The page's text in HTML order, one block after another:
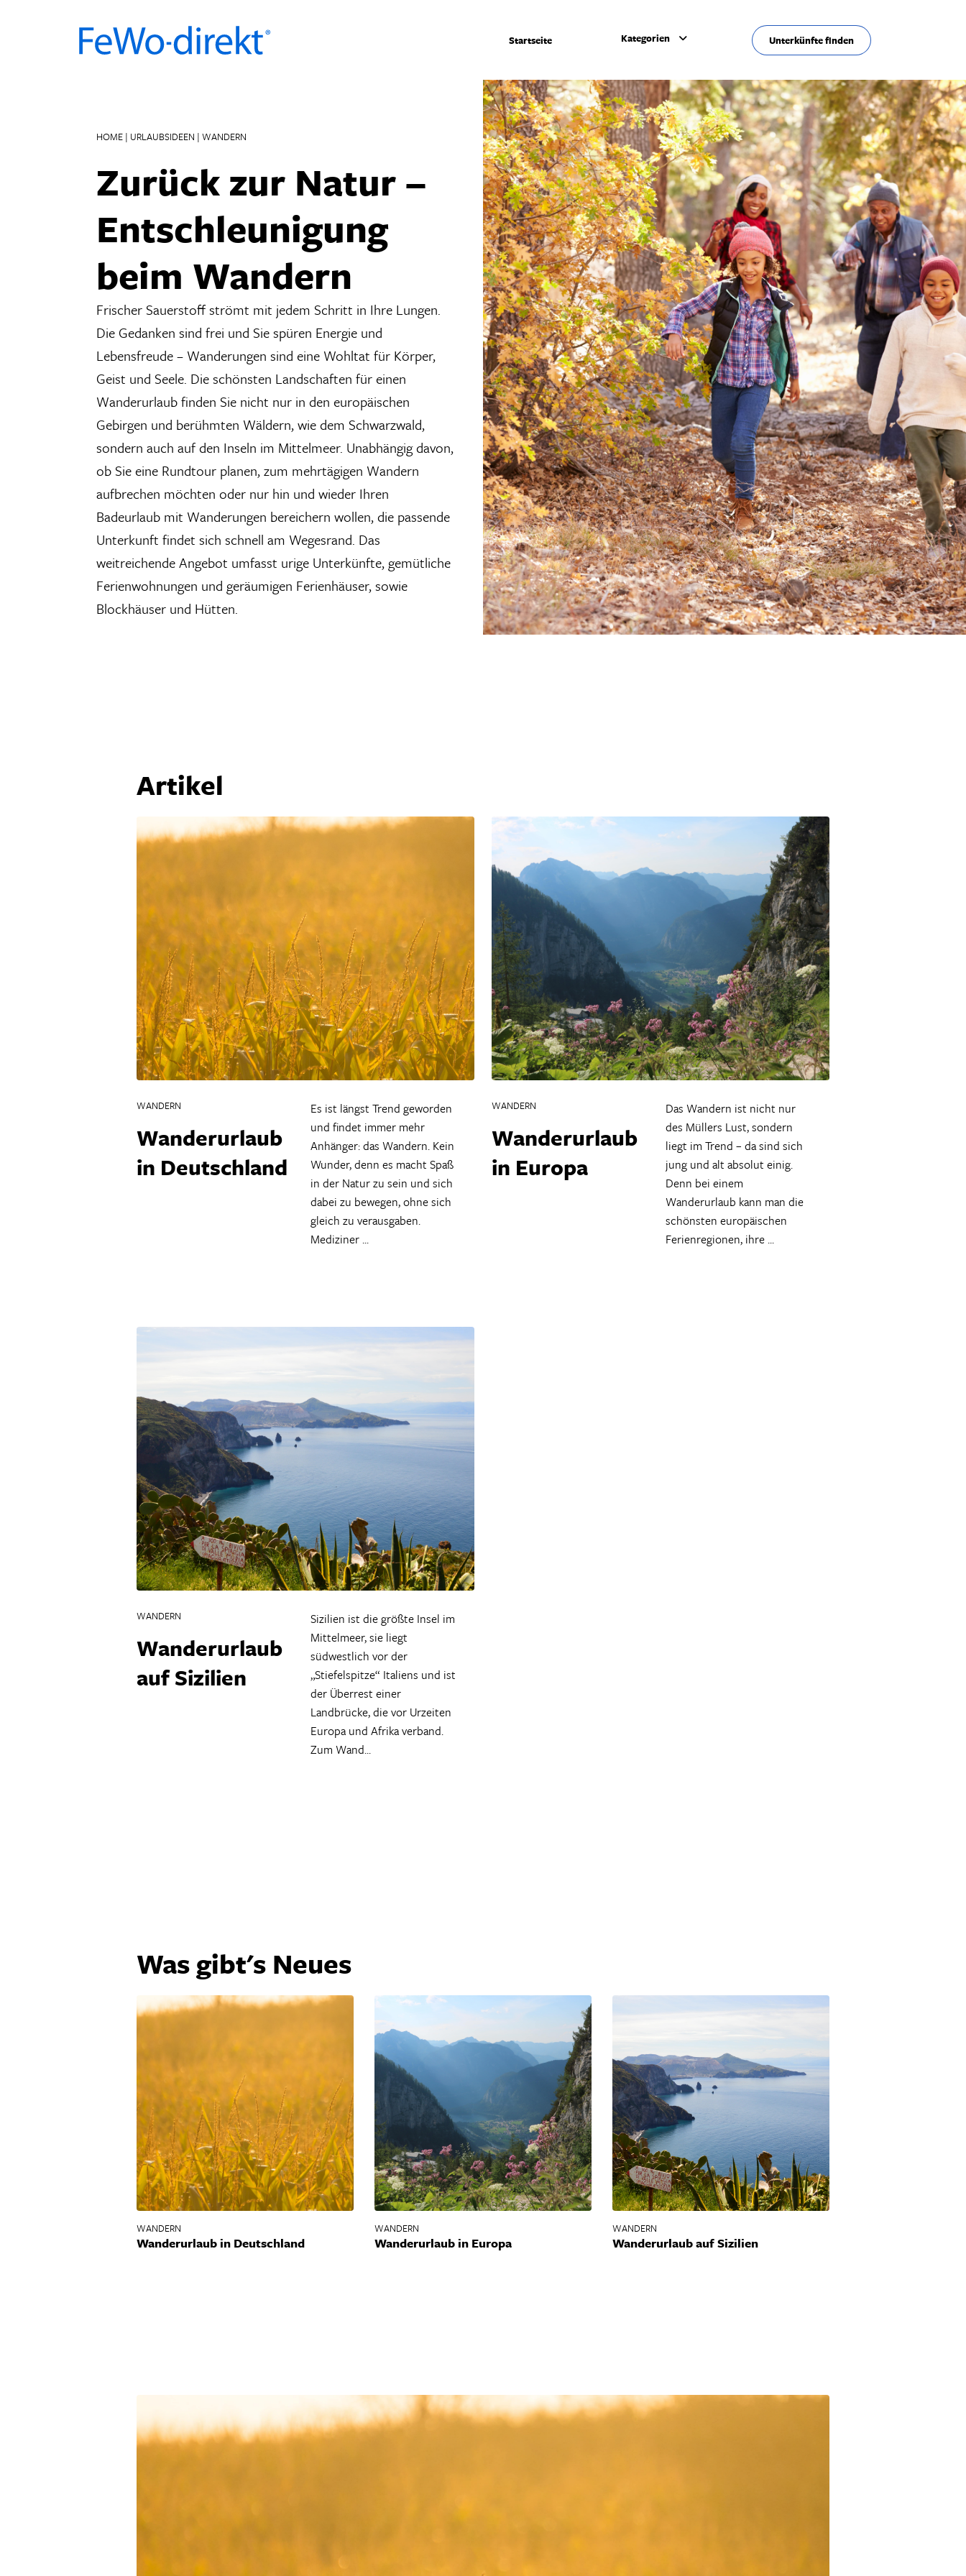
Startseite Kategorien Unterkünfte finden
HOME | URLAUBSIDEEN |WANDERN
Zurück zur Natur –
Entschleunigung
beim Wandern
Frischer Sauerstoff strömt mit jedem Schritt in Ihre Lungen.
Die Gedanken sind frei und Sie spüren Energie und
Lebensfreude – Wanderungen sind eine Wohltat für Körper,
Geist und Seele. Die schönsten Landschaften für einen
Wanderurlaub finden Sie nicht nur in den europäischen
Gebirgen und berühmten Wäldern, wie dem Schwarzwald,
sondern auch auf den Inseln im Mittelmeer. Unabhängig davon,
ob Sie eine Rundtour planen, zum mehrtägigen Wandern
aufbrechen möchten oder nur hin und wieder Ihren
Badeurlaub mit Wanderungen bereichern wollen, die passende
Unterkunft findet sich schnell am Wegesrand. Das
weitreichende Angebot umfasst urige Unterkünfte, gemütliche
Ferienwohnungen und geräumigen Ferienhäuser, sowie
Blockhäuser und Hütten.
Artikel
WANDERN
Wanderurlaub
in Deutschland
Es ist längst Trend geworden
und findet immer mehr
Anhänger: das Wandern. Kein
Wunder, denn es macht Spaß
in der Natur zu sein und sich
dabei zu bewegen, ohne sich
gleich zu verausgaben.
Mediziner ...
WANDERN
Wanderurlaub
in Europa
Das Wandern ist nicht nur
des Müllers Lust, sondern
liegt im Trend – da sind sich
jung und alt absolut einig.
Denn bei einem
Wanderurlaub kann man die
schönsten europäischen
Ferienregionen, ihre ...
WANDERN
Wanderurlaub
auf Sizilien
Sizilien ist die größte Insel im
Mittelmeer, sie liegt
südwestlich vor der
„Stiefelspitze“ Italiens und ist
der Überrest einer
Landbrücke, die vor Urzeiten
Europa und Afrika verband.
Zum Wand...
Was gibt's Neues
WANDERN
Wanderurlaub in Deutschland
WANDERN
Wanderurlaub in Europa
WANDERN
Wanderurlaub auf Sizilien